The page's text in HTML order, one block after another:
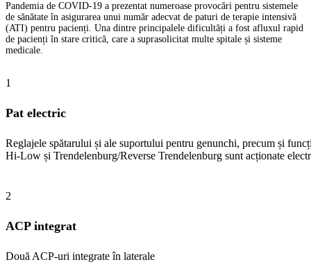
Pandemia de COVID-19 a prezentat numeroase provocări pentru sistemele
de sănătate în asigurarea unui număr adecvat de paturi de terapie intensivă
(ATI) pentru pacienți. Una dintre principalele dificultăți a fost afluxul rapid
de pacienți în stare critică, care a suprasolicitat multe spitale și sisteme
medicale.
1
Pat electric
Reglajele spătarului și ale suportului pentru genunchi, precum și
Hi-Low și Trendelenburg/Reverse Trendelenburg sunt acționate
2
ACP integrat
Două ACP-uri integrate în laterale